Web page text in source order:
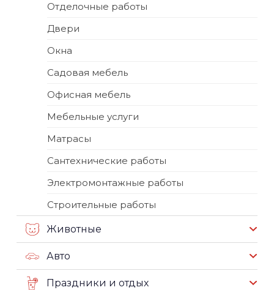
Отделочные работы
Двери
Окна
Садовая мебель
Офисная мебель
Мебельные услуги
Матрасы
Сантехнические работы
Электромонтажные работы
Строительные работы
Животные
Авто
Праздники и отдых